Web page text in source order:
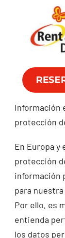
Flota
Ofertas
Oficinas
Club RAC
Información
protección
En Europa y
protección
información
para
Por ello, es
entienda
los datos